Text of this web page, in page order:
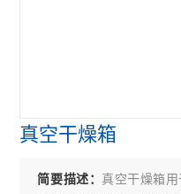
真空干燥箱
简要描述： 真空干燥箱